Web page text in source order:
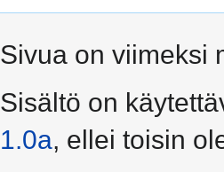
Sivua on viimeksi
Sisältö on
1.0a, ellei toisin